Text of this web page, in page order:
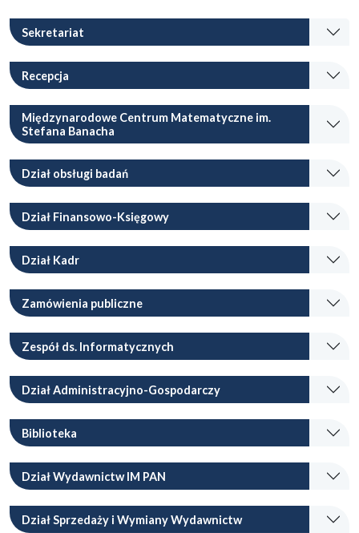
Sekretariat
Recepcja
Międzynarodowe Centrum Matematyczne im.
Stefana Banacha
Dział obsługi badań
Dział Finansowo-Księgowy
Dział Kadr
Zamówienia publiczne
Zespół ds. Informatycznych
Dział Administracyjno-Gospodarczy
Biblioteka
Dział Wydawnictw IM PAN
Dział Sprzedaży i Wymiany Wydawnictw